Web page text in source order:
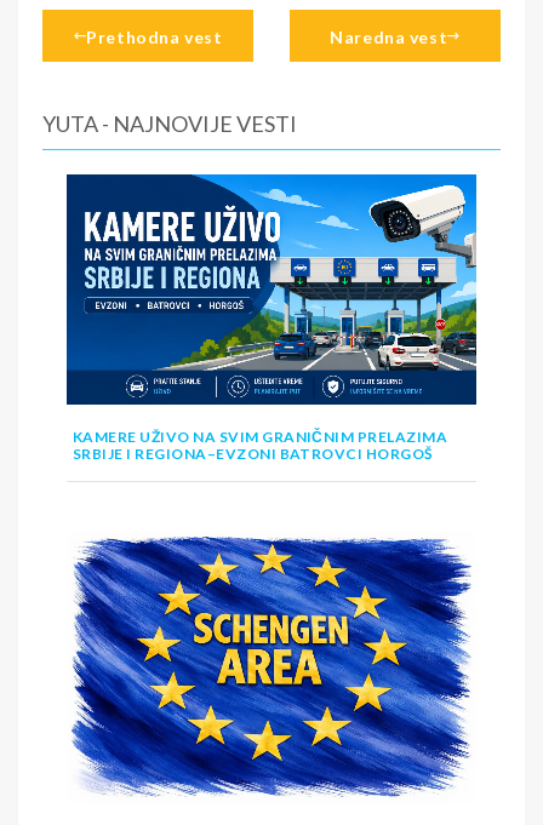
Prethodna vest Naredna vest
YUTA - NAJNOVIJE VESTI
KAMERE UŽIVO NA SVIM GRANIČNIM PRELAZIMA
SRBIJE I REGIONA–EVZONI BATROVCI HORGOŠ